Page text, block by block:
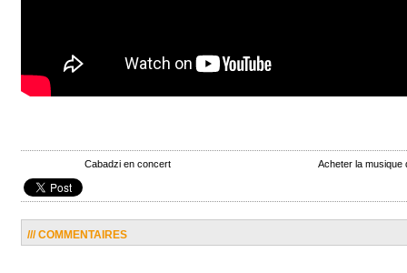
Cabadzi en concert Acheter la musique
/// COMMENTAIRES